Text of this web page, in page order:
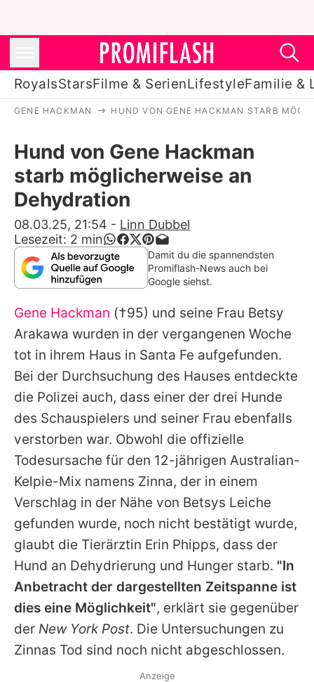
RoyalsStarsFilme & SerienLifestyleFamilie &
Stars
Filme & Serien
Lifestyle
Familie & Liebe
Promiflash Exklusiv
Alle Themen auf Promiflash
Jobs
App runterladen
Team
Redaktionelle Richtlinien
Impressum
Datenschutzerklärung
Nutzungsbedingungen
Utiq verwalten
GENE HACKMAN HUND VON GENE HACKMAN STARB
Hund von Gene Hackman
starb möglicherweise an
Dehydration
08.03.25, 21:54 - Linn Dubbel
Lesezeit: 2 min
Damit du die spannendsten
Promiflash-News auch bei
Google siehst.
Gene Hackman (†95) und seine Frau Betsy
Arakawa wurden in der vergangenen Woche
tot in ihrem Haus in Santa Fe aufgefunden.
Bei der Durchsuchung des Hauses entdeckte
die Polizei auch, dass einer der drei Hunde
des Schauspielers und seiner Frau ebenfalls
verstorben war. Obwohl die offizielle
Todesursache für den 12-jährigen Australian-
Kelpie-Mix namens Zinna, der in einem
Verschlag in der Nähe von Betsys Leiche
gefunden wurde, noch nicht bestätigt wurde,
glaubt die Tierärztin Erin Phipps, dass der
Hund an Dehydrierung und Hunger starb. "In
Anbetracht der dargestellten Zeitspanne ist
dies eine Möglichkeit", erklärt sie gegenüber
der New York Post. Die Untersuchungen zu
Zinnas Tod sind noch nicht abgeschlossen.
Anzeige